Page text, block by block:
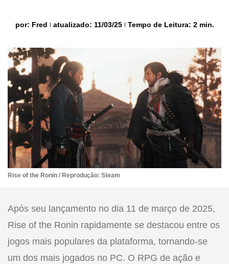
por: Fred atualizado: 11/03/25 Tempo de Leitura: 2 min.
Rise of the Ronin / Reprodução: Steam
Após seu lançamento no dia 11 de março de 2025,
Rise of the Ronin rapidamente se destacou entre os
jogos mais populares da plataforma, tornando-se
um dos mais jogados no PC. O RPG de ação e